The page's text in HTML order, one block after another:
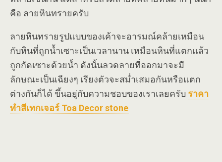
คือ ลายหินทรายครับ
ลายหินทรายรูปแบบของเค้าจะอารมณ์คล้ายเหมือน
กับหินที่ถูกน้ำเซาะเป็นเวลานาน เหมือนหินที่แตกเเล้ว
ถูกกัดเซาะด้วยน้ำ ดังนั้นลวดลายที่ออกมาจะมี
ลักษณะเป็นเฉียงๆ เรียงตัวจะสม่ำเสมอกันหรือแตก
ต่างกันก็ได้ ขึ้นอยู่กับความชอบของเราเลยครับ ราคา
ทำสีเทกเจอร์ Toa Decor stone